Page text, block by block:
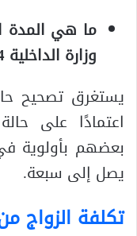
ما هي المدة
وزارة الداخلية 1444؟
اعتمادًا على
بعضهم بأولوية
يصل إلى سبعة.
تكلفة الزواج